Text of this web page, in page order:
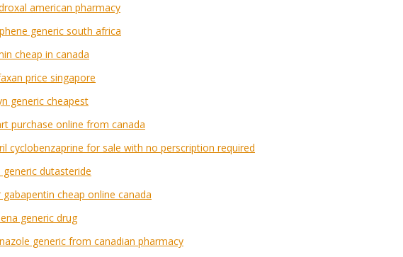
american pharmacy
generic south africa
cheap in canada
price singapore
generic cheapest
purchase online from canada
cyclobenzaprine for sale with no perscription required
dutasteride
cheap online canada
generic drug
generic from canadian pharmacy